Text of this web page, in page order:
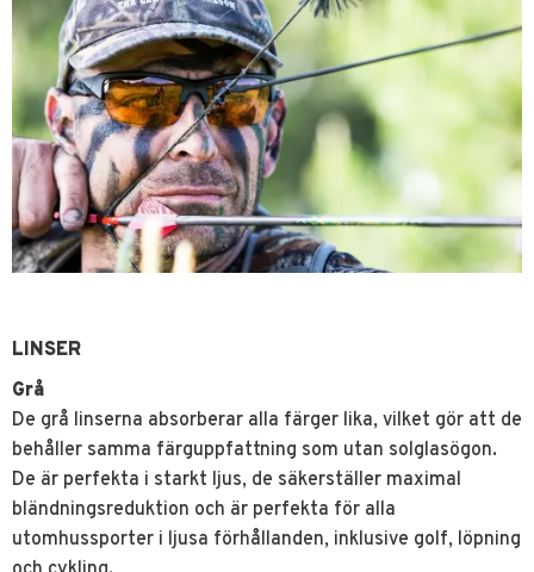
LINSER
Grå
De grå linserna absorberar alla färger lika, vilket gör att de
behåller samma färguppfattning som utan solglasögon.
De är perfekta i starkt ljus, de säkerställer maximal
bländningsreduktion och är perfekta för alla
utomhussporter i ljusa förhållanden, inklusive golf, löpning